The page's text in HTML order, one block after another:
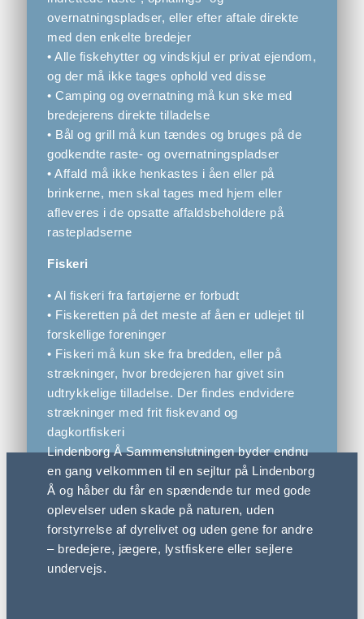
overnatningspladser, eller efter aftale direkte
med den enkelte bredejer
• Alle fiskehytter og vindskjul er privat ejendom,
og der må ikke tages ophold ved disse
• Camping og overnatning må kun ske med
bredejerens direkte tilladelse
• Bål og grill må kun tændes og bruges på de
godkendte raste- og overnatningspladser
• Affald må ikke henkastes i åen eller på
brinkerne, men skal tages med hjem eller
afleveres i de opsatte affaldsbeholdere på
rastepladserne
Fiskeri
• Al fiskeri fra fartøjerne er forbudt
• Fiskeretten på det meste af åen er udlejet til
forskellige foreninger
• Fiskeri må kun ske fra bredden, eller på
strækninger, hvor bredejeren har givet sin
udtrykkelige tilladelse. Der findes endvidere
strækninger med frit fiskevand og
dagkortfiskeri
Lindenborg Å Sammenslutningen byder endnu
en gang velkommen til en sejltur på Lindenborg
Å og håber du får en spændende tur med gode
oplevelser uden skade på naturen, uden
forstyrrelse af dyrelivet og uden gene for andre
– bredejere, jægere, lystfiskere eller sejlere
undervejs.